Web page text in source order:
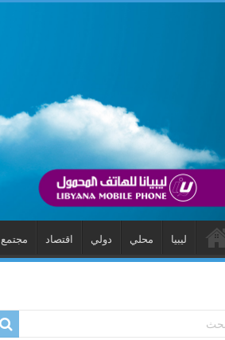
ليبيا محلي دولي اقتصاد مجتمع